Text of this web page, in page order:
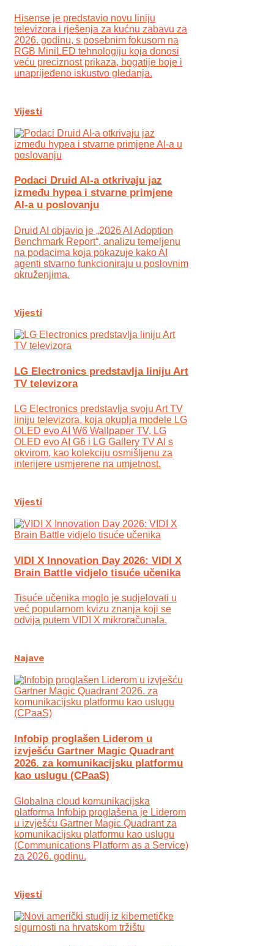
Hisense je predstavio novu liniju
televizora i rješenja za kućnu zabavu za
2026. godinu, s posebnim fokusom na
RGB MiniLED tehnologiju koja donosi
veću preciznost prikaza, bogatije boje i
unaprijeđeno iskustvo gledanja.
Vijesti
Podaci Druid AI-a otkrivaju jaz
između hypea i stvarne primjene
AI-a u poslovanju
Druid AI objavio je „2026 AI Adoption
Benchmark Report“, analizu temeljenu
na podacima koja pokazuje kako AI
agenti stvarno funkcioniraju u poslovnim
okruženjima.
Vijesti
LG Electronics predstavlja liniju Art
TV televizora
LG Electronics predstavlja svoju Art TV
liniju televizora, koja okuplja modele LG
OLED evo AI W6 Wallpaper TV, LG
OLED evo AI G6 i LG Gallery TV AI s
okvirom, kao kolekciju osmišljenu za
interijere usmjerene na umjetnost.
Vijesti
VIDI X Innovation Day 2026: VIDI X
Brain Battle vidjelo tisuće učenika
Tisuće učenika moglo je sudjelovati u
već popularnom kvizu znanja koji se
odvija putem VIDI X mikroračunala.
Najave
Infobip proglašen Liderom u
izvješću Gartner Magic Quadrant
2026. za komunikacijsku platformu
kao uslugu (CPaaS)
Globalna cloud komunikacijska
platforma Infobip proglašena je Liderom
u izvješću Gartner Magic Quadrant za
komunikacijsku platformu kao uslugu
(Communications Platform as a Service)
za 2026. godinu.
Vijesti